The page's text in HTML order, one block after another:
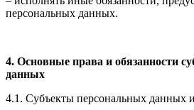
персональных данных.
4. Основные права и обязанности
данных
4.1. Субъекты персональных данных